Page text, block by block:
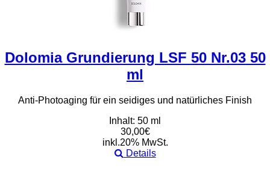
Dolomia Grundierung LSF 50 Nr.03 50
ml
Anti-Photoaging für ein seidiges und natürliches Finish
Inhalt: 50 ml
30,00€
inkl.20% MwSt.
Details